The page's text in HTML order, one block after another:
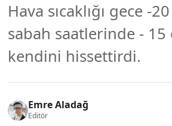
Hava sıcaklığı gece -
sabah saatlerinde - 15
kendini hissettirdi.
Emre Aladağ
Editör